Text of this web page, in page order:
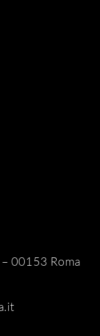
– 00153 Roma